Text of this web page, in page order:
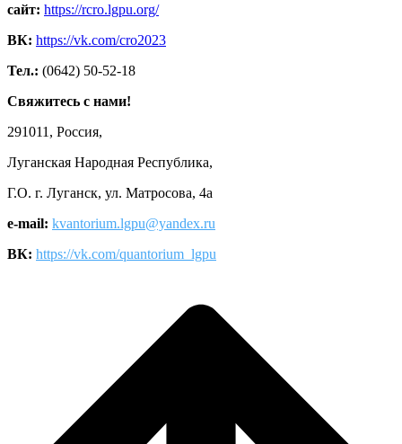
сайт: https://rcro.lgpu.org/
ВК: https://vk.com/cro2023
Тел.: (0642) 50-52-18
Свяжитесь с нами!
291011, Россия,
Луганская Народная Республика,
Г.О. г. Луганск, ул. Матросова, 4а
e-mail: kvantorium.lgpu@yandex.ru
ВК: https://vk.com/quantorium_lgpu